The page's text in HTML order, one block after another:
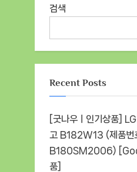
검색
Recent Posts
[굿나우ㅣ인기상품]
고 B182W13 (제품
B180SM2006)
품]